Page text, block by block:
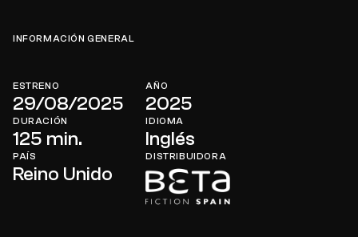
INFORMACIÓN GENERAL
ESTRENO
29/08/2025
AÑO
2025
DURACIÓN
125 min.
IDIOMA
Inglés
PAÍS
Reino Unido
DISTRIBUIDORA